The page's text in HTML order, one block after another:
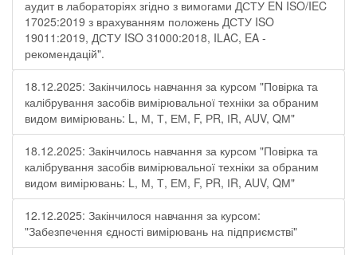
аудит в лабораторіях згідно з вимогами ДСТУ EN ISO/IEC
17025:2019 з врахуванням положень ДСТУ ISO
19011:2019, ДСТУ ISO 31000:2018, ILAC, EA -
рекомендацій".
18.12.2025: Закінчилось навчання за курсом "Повірка та
калібрування засобів вимірювальної техніки за обраним
видом вимірювань: L, М, Т, ЕМ, F, РR, ІR, АUV, QМ"
18.12.2025: Закінчилось навчання за курсом "Повірка та
калібрування засобів вимірювальної техніки за обраним
видом вимірювань: L, М, Т, ЕМ, F, РR, ІR, АUV, QМ"
12.12.2025: Закінчилося навчання за курсом:
"Забезпечення єдності вимірювань на підприємстві"